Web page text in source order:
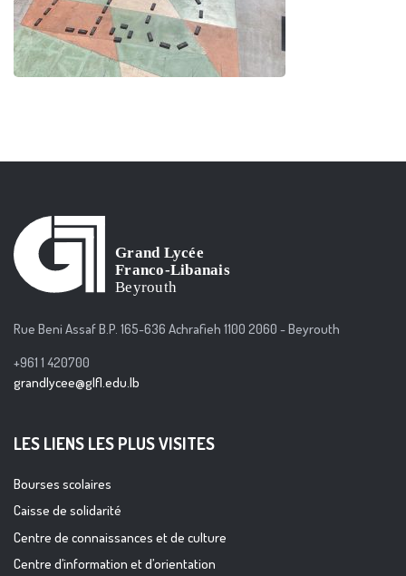
Rue Beni Assaf B.P. 165-636 Achrafieh 1100 2060 - Beyrouth
+961 1 420700
grandlycee@glfl.edu.lb
LES LIENS LES PLUS VISITES
Bourses scolaires
Caisse de solidarité
Centre de connaissances et de culture
Centre d’information et d’orientation